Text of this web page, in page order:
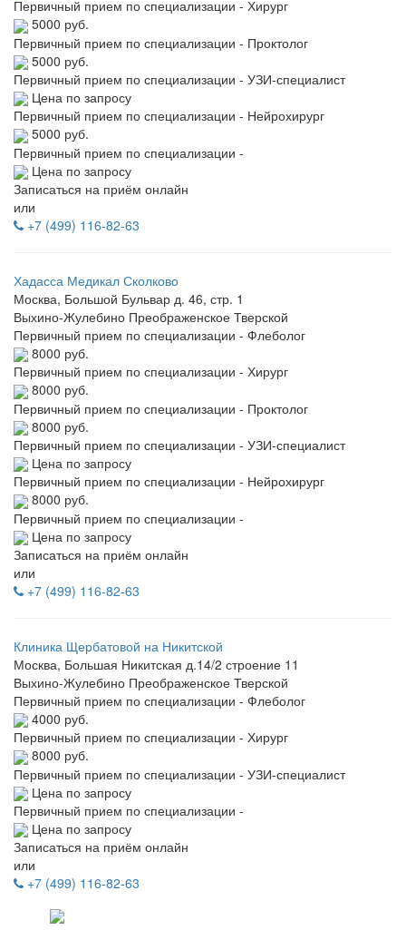
Первичный прием по специализации - Хирург
5000 руб.
Первичный прием по специализации - Проктолог
5000 руб.
Первичный прием по специализации - УЗИ-специалист
Цена по запросу
Первичный прием по специализации - Нейрохирург
5000 руб.
Первичный прием по специализации -
Цена по запросу
Записаться на приём онлайн
или
+7 (499) 116-82-63
Хадасса Медикал Сколково
Москва, Большой Бульвар д. 46, стр. 1
Выхино-Жулебино Преображенское Тверской
Первичный прием по специализации - Флеболог
8000 руб.
Первичный прием по специализации - Хирург
8000 руб.
Первичный прием по специализации - Проктолог
8000 руб.
Первичный прием по специализации - УЗИ-специалист
Цена по запросу
Первичный прием по специализации - Нейрохирург
8000 руб.
Первичный прием по специализации -
Цена по запросу
Записаться на приём онлайн
или
+7 (499) 116-82-63
Клиника Щербатовой на Никитской
Москва, Большая Никитская д.14/2 строение 11
Выхино-Жулебино Преображенское Тверской
Первичный прием по специализации - Флеболог
4000 руб.
Первичный прием по специализации - Хирург
8000 руб.
Первичный прием по специализации - УЗИ-специалист
Цена по запросу
Первичный прием по специализации -
Цена по запросу
Записаться на приём онлайн
или
+7 (499) 116-82-63